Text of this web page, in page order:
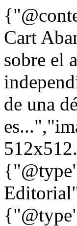
Cart
sobre el
de una